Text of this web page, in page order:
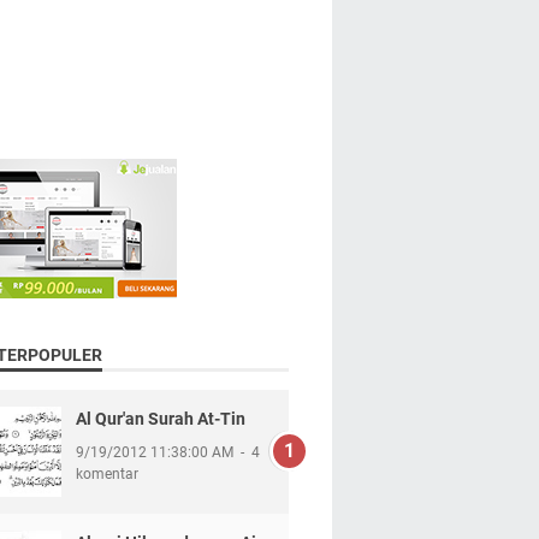
Al Qur'an Surah At-Tin
9/19/2012 11:38:00 AM
4
komentar